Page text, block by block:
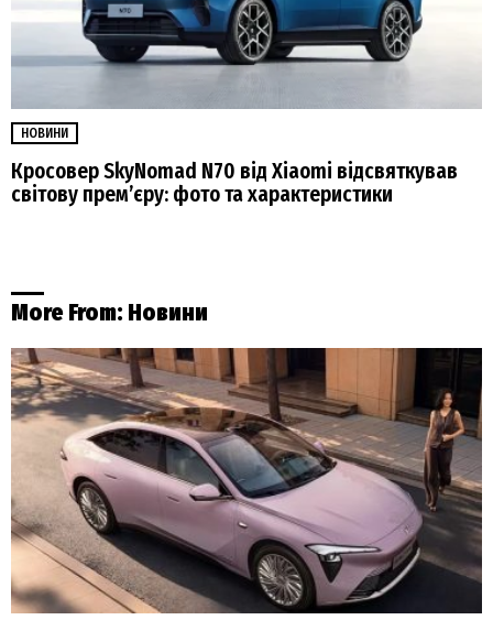
НОВИНИ
Кросовер SkyNomad N70 від Xiaomi відсвяткував
світову прем’єру: фото та характеристики
More From: Новини